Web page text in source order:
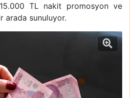
TL nakit promosyon ve
arada sunuluyor.